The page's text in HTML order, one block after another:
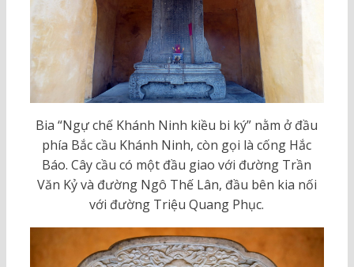
Bia “Ngự chế Khánh Ninh kiều bi ký” nằm ở đầu
phía Bắc cầu Khánh Ninh, còn gọi là cống Hắc
Báo. Cây cầu có một đầu giao với đường Trần
Văn Kỷ và đường Ngô Thế Lân, đầu bên kia nối
với đường Triệu Quang Phục.